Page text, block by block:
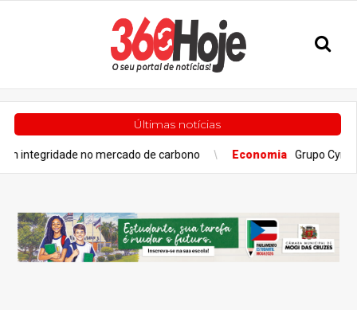
Últimas notícias
no mercado de carbono Economia Grupo Cyrela é